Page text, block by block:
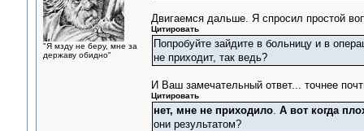
"Я мзду не беру, мне за
державу обидно"
Двигаемся дальше. Я спросил простой
Цитировать
Попробуйте зайдите в больницу и в
не приходит, так ведь?
И Ваш замечательный ответ... точнее
Цитировать
нет, мне не приходило. А вот когда
они результатом?